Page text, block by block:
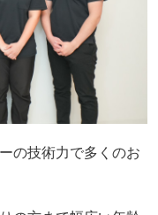
の技術力で多くのお